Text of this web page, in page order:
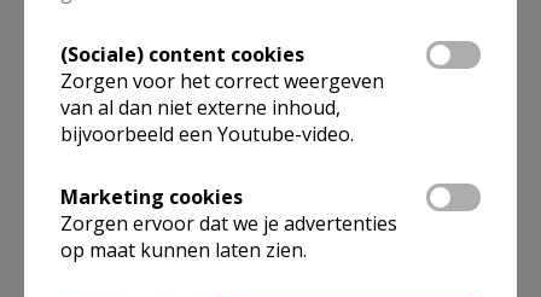
Het solidariteitsfonds voor de priesters
12 EUR
De voorganger
De kerkfabriek
de parochiekas
(Sociale) content cookies
Zorgen voor het correct weergeven
van al dan niet externe inhoud,
bijvoorbeeld een Youtube-video.
Marketing cookies
Zorgen ervoor dat we je advertenties
op maat kunnen laten zien.